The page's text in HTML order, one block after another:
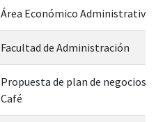
Área Económico Administrativa
Facultad de Administración
Propuesta de plan de negocios,
Café